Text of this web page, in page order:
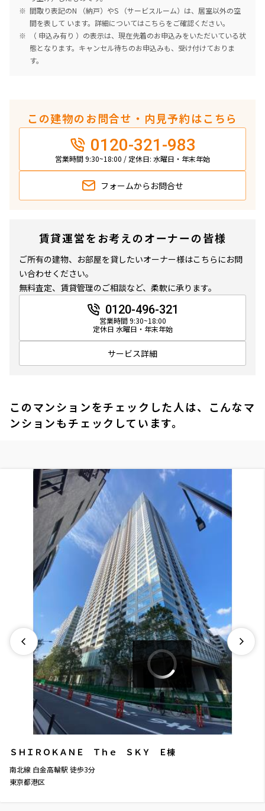
間取り表記のN （納戸）やS （サービスルーム）は、居室以外の空
間を表して います。詳細についてはこちらをご確認ください。
（ 申込み有り ）の表示は、現在先着のお申込みをいただいている状
態となります。キャンセル待ちのお申込みも、受け付けておりま
す。
この建物のお問合せ・内見予約はこちら
0120-321-983
営業時間 9:30~18:00 / 定休日: 水曜日・年末年始
フォームから お問合せ
賃貸運営をお考えのオーナーの皆様
ご所有の建物、お部屋を貸したいオーナー様はこちらにお問
い合わせください。
無料査定、賃貸管理のご相談など、柔軟に承ります。
0120-496-321
営業時間 9:30~18:00
定休日 水曜日・年末年始
サービス詳細
このマンションをチェックした人は、こんなマ
ンションもチェックしています。
ＳＨＩＲＯＫＡＮＥ Ｔｈｅ ＳＫＹ Ｅ棟
南北線 白金高輪駅 徒歩3分
東京都港区